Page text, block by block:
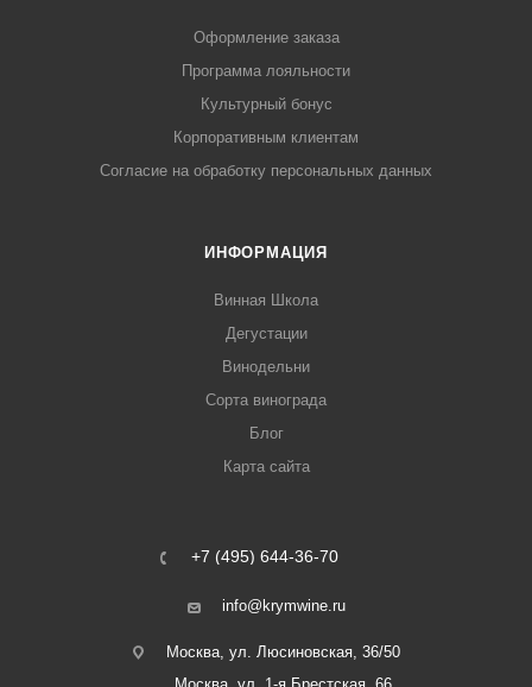
Оформление заказа
Программа лояльности
Культурный бонус
Корпоративным клиентам
Согласие на обработку персональных данных
ИНФОРМАЦИЯ
Винная Школа
Дегустации
Винодельни
Сорта винограда
Блог
Карта сайта
+7 (495) 644-36-70
info@krymwine.ru
Москва, ул. Люсиновская, 36/50